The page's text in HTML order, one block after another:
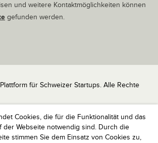
Cookies, die für die Funktionalität und das
der Webseite notwendig sind. Durch die
stimmen Sie dem Einsatz von Cookies zu,
und weitere Kontaktmöglichkeiten können
gefunden werden.
für Schweizer Startups. Alle Rechte